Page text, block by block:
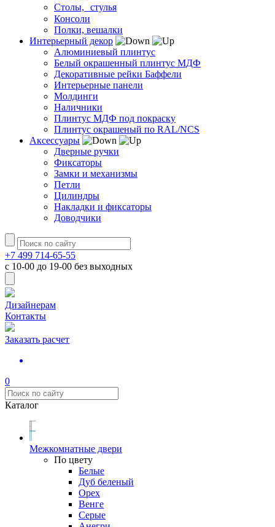
Столы, стулья
Консоли
Полки, вешалки
Интерьерный декор
Алюминиевый плинтус
Белый окрашенный плинтус МДФ
Декоративные рейки Баффели
Интерьерные панели
Молдинги
Наличники
Плинтус МДФ под покраску
Плинтус окрашеный по RAL/NCS
Аксессуары
Дверные ручки
Фиксаторы
Замки и механизмы
Петли
Цилиндры
Накладки и фиксаторы
Доводчики
+7 499 714-65-55
с 10-00 до 19-00 без выходных
Дизайнерам
Контакты
Заказать расчет
0
Каталог
Межкомнатные двери
По цвету
Белые
Дуб беленый
Орех
Венге
Серые